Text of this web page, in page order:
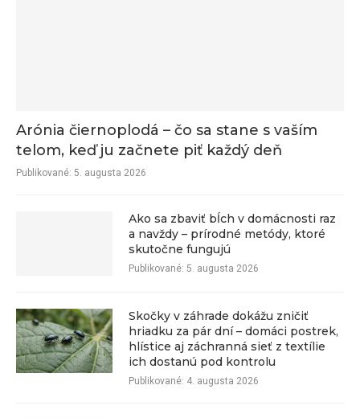
Arónia čiernoplodá – čo sa stane s vaším
telom, keď ju začnete piť každý deň
Publikované: 5. augusta 2026
Ako sa zbaviť bĺch v domácnosti raz
a navždy – prírodné metódy, ktoré
skutočne fungujú
Publikované: 5. augusta 2026
Skočky v záhrade dokážu zničiť
hriadku za pár dní – domáci postrek,
hlístice aj záchranná sieť z textílie
ich dostanú pod kontrolu
Publikované: 4. augusta 2026